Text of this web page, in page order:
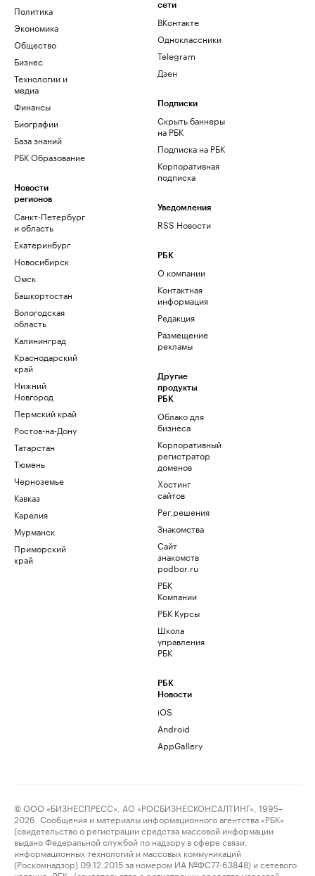
Политика
Экономика
Общество
Бизнес
Технологии и
медиа
Финансы
Биографии
База знаний
РБК Образование
Новости
регионов
Санкт-Петербург
и область
Екатеринбург
Новосибирск
Омск
Башкортостан
Вологодская
область
Калининград
Краснодарский
край
Нижний
Новгород
Пермский край
Ростов-на-Дону
Татарстан
Тюмень
Черноземье
Кавказ
Карелия
Мурманск
Приморский
край
сети
ВКонтакте
Одноклассники
Telegram
Дзен
Подписки
Скрыть баннеры
на РБК
Подписка на РБК
Корпоративная
подписка
Уведомления
RSS Новости
РБК
О компании
Контактная
информация
Редакция
Размещение
рекламы
Другие
продукты
РБК
Облако для
бизнеса
Корпоративный
регистратор
доменов
Хостинг
сайтов
Рег.решения
Знакомства
Сайт
знакомств
podbor.ru
РБК
Компании
РБК Курсы
Школа
управления
РБК
РБК
Новости
iOS
Android
AppGallery
© ООО «БИЗНЕСПРЕСС», АО «РОСБИЗНЕСКОНСАЛТИНГ», 1995–
2026. Сообщения и материалы информационного агентства «РБК»
(свидетельство о регистрации средства массовой информации
выдано Федеральной службой по надзору в сфере связи,
информационных технологий и массовых коммуникаций
(Роскомнадзор) 09.12.2015 за номером ИА №ФС77-63848) и сетевого